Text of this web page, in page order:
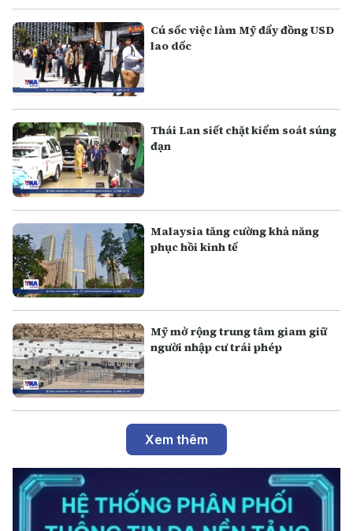
Cú sốc việc làm Mỹ đẩy đồng USD
lao dốc
Thái Lan siết chặt kiểm soát súng
đạn
Malaysia tăng cường khả năng
phục hồi kinh tế
Mỹ mở rộng trung tâm giam giữ
người nhập cư trái phép
Xem thêm